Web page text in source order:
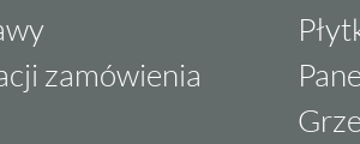
zamówienia